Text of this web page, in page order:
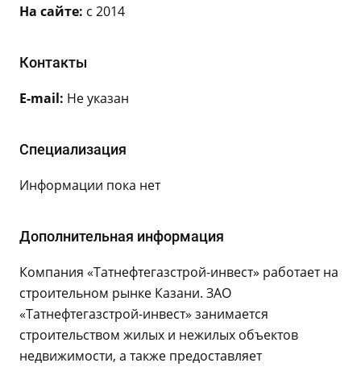
На сайте: с 2014
Контакты
E-mail: Не указан
Специализация
Информации пока нет
Дополнительная информация
Компания «Татнефтегазстрой-инвест» работает на
строительном рынке Казани. ЗАО
«Татнефтегазстрой-инвест» занимается
строительством жилых и нежилых объектов
недвижимости, а также предоставляет